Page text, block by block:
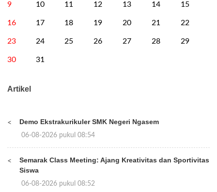
9 10 11 12 13 14 15
16 17 18 19 20 21 22
23 24 25 26 27 28 29
30 31
Artikel
< Demo Ekstrakurikuler SMK Negeri Ngasem
06-08-2026 pukul 08:54
<
Semarak Class Meeting: Ajang Kreativitas dan Sportivitas
Siswa
06-08-2026 pukul 08:52